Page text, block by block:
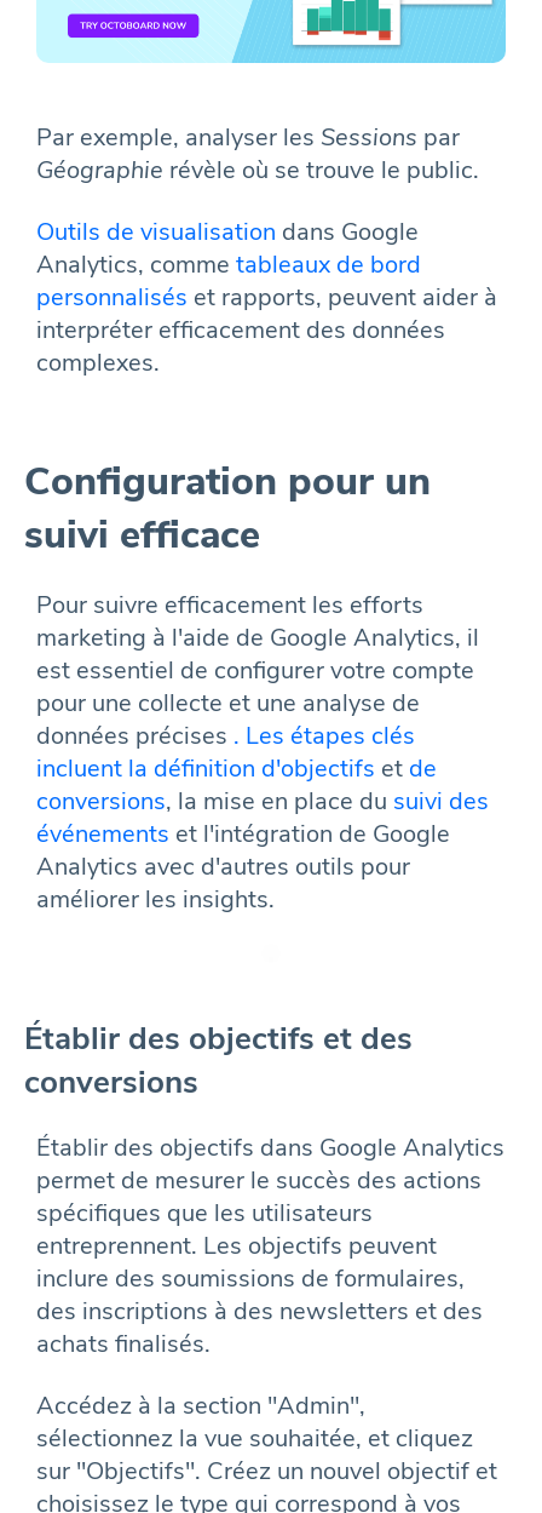
Par exemple, analyser les Sessions par
Géographie révèle où se trouve le public.
Outils de visualisation dans Google
Analytics, comme tableaux de bord
personnalisés et rapports, peuvent aider à
interpréter efficacement des données
complexes.
Configuration pour un
suivi efficace
Pour suivre efficacement les efforts
marketing à l'aide de Google Analytics, il
est essentiel de configurer votre compte
pour une collecte et une analyse de
données précises . Les étapes clés
incluent la définition d'objectifs et de
conversions, la mise en place du suivi des
événements et l'intégration de Google
Analytics avec d'autres outils pour
améliorer les insights.
Établir des objectifs et des
conversions
Établir des objectifs dans Google Analytics
permet de mesurer le succès des actions
spécifiques que les utilisateurs
entreprennent. Les objectifs peuvent
inclure des soumissions de formulaires,
des inscriptions à des newsletters et des
achats finalisés.
Accédez à la section "Admin",
sélectionnez la vue souhaitée, et cliquez
sur "Objectifs". Créez un nouvel objectif et
choisissez le type qui correspond à vos